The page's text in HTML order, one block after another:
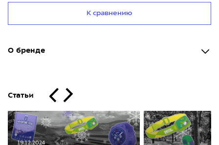
К сравнению
О бренде
Статьи
19.12.2024